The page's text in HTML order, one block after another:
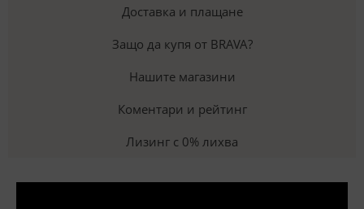
Доставка и плащане
Защо да купя от BRAVA?
Нашите магазини
Коментари и рейтинг
Лизинг с 0% лихва